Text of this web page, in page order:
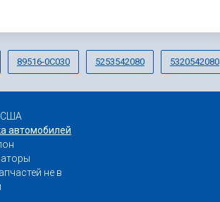
89516-0C030 5253542080 5320542080
США
автомобилей
не в